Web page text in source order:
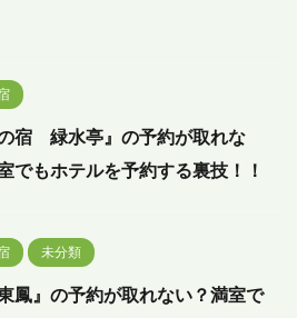
の宿 緑水亭』の予約が取れな
でもホテルを予約する裏技！！
未分類
東鳳』の予約が取れない？満室で